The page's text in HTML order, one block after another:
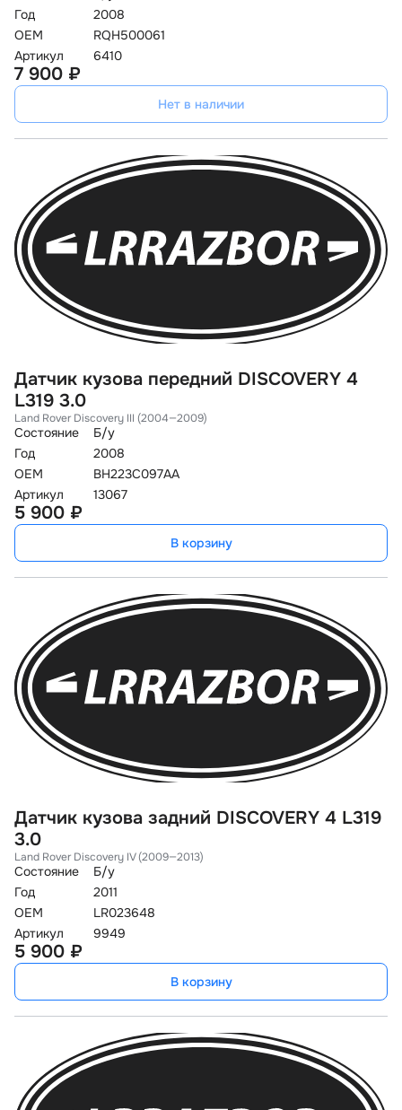
Год
2008
OEM
RQH500061
Артикул
6410
7 900 ₽
Нет в наличии
Датчик кузова передний DISCOVERY 4
L319 3.0
Land Rover Discovery III (2004—2009)
Состояние
Б/у
Год
2008
OEM
BH223C097AA
Артикул
13067
5 900 ₽
В корзину
Датчик кузова задний DISCOVERY 4 L319
3.0
Land Rover Discovery IV (2009—2013)
Состояние
Б/у
Год
2011
OEM
LR023648
Артикул
9949
5 900 ₽
В корзину